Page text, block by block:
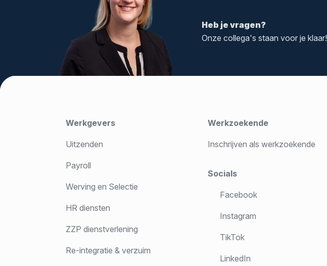
Heb je vragen?
Onze collega's staan voor je klaar!
Werkgevers
Uitzenden
Payroll
Werving en Selectie
HR diensten
ZZP dienstverlening
Re-integratie & verzuim
Werkzoekende
Inschrijven als werkzoekende
Socials
Facebook
Instagram
TikTok
LinkedIn